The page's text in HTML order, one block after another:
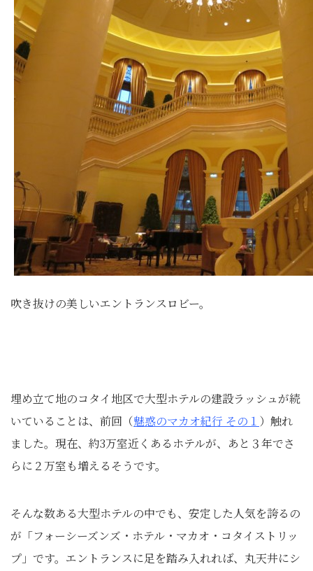
吹き抜けの美しいエントランスロビー。
埋め立て地のコタイ地区で大型ホテルの建設ラッシュが続
いていることは、前回（魅惑のマカオ紀行 その１ ）触れ
ました。現在、約3万室近くあるホテルが、あと３年でさ
らに２万室も増えるそうです。
そんな数ある大型ホテルの中でも、安定した人気を誇るの
が「フォーシーズンズ・ホテル・マカオ・コタイストリッ
プ」です。エントランスに足を踏み入れれば、丸天井にシ